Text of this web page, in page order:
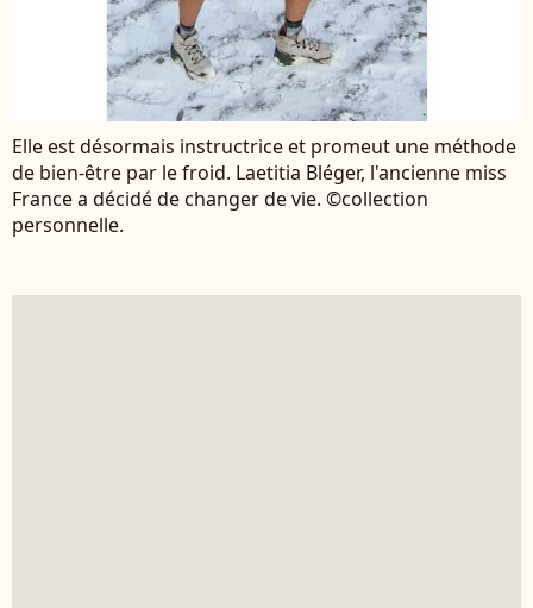
Elle est désormais instructrice et promeut une méthode
de bien-être par le froid. Laetitia Bléger, l'ancienne miss
France a décidé de changer de vie. ©collection
personnelle.